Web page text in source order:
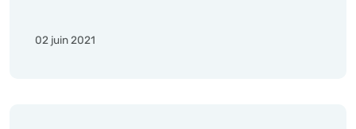
02 juin 2021